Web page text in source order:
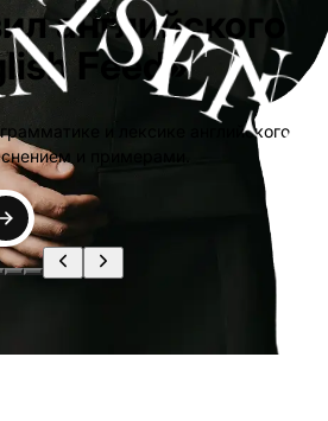
английского
Feed»
и лексике английского
и примерами.